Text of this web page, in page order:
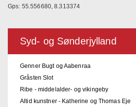
Gps: 55.556680, 8.313374
Syd- og Sønderjylland
Genner Bugt og Aabenraa
Gråsten Slot
Ribe - middelalder- og vikingeby
Altid kunstner - Katherine og Thomas Eje